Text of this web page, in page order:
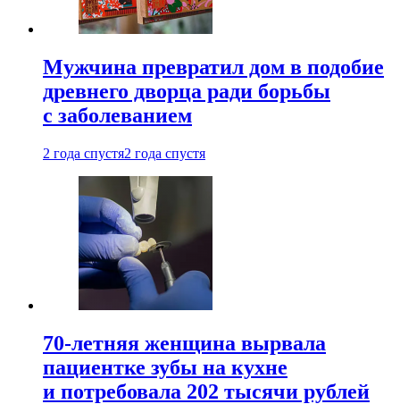
Мужчина превратил дом в подобие
древнего дворца ради борьбы
с заболеванием
2 года спустя2 года спустя
70-летняя женщина вырвала
пациентке зубы на кухне
и потребовала 202 тысячи рублей